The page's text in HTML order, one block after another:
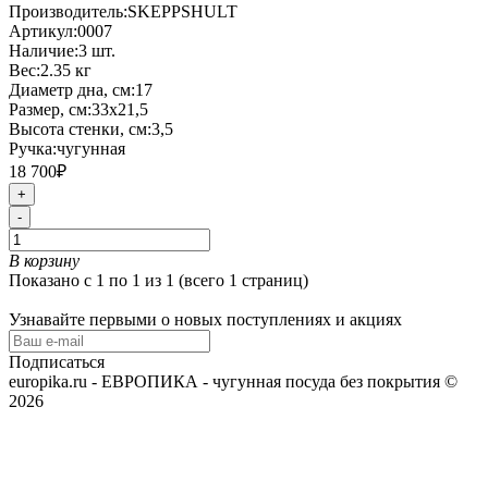
Производитель:SKEPPSHULT
Артикул:0007
Наличие:3 шт.
Вес:2.35 кг
Диаметр дна, см:17
Размер, см:33x21,5
Высота стенки, см:3,5
Ручка:чугунная
18 700₽
+
-
В корзину
Показано с 1 по 1 из 1 (всего 1 страниц)
Узнавайте первыми о новых поступлениях и акциях
Подписаться
europika.ru - ЕВРОПИКА - чугунная посуда без покрытия ©
2026